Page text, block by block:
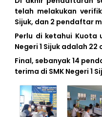
telah melakukan
Sijuk, dan 2 pendaftar
Perlu di ketahui Kuota
Negeri 1 Sijuk adalah 22
Final, sebanyak 14
terima di SMK Negeri 1